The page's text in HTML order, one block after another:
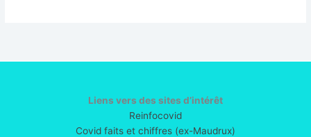
Liens vers des sites d’intérêt
Reinfocovid
Covid faits et chiffres (ex-Maudrux)